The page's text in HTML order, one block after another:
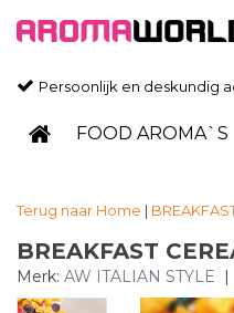
Persoonlijk en deskundig
FOOD AROMA`S
Terug naar Home |
BREAKFAST
Merk: AW ITALIAN STYLE |